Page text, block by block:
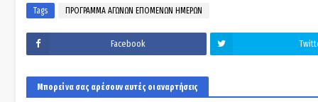
Tags ΠΡΟΓΡΑΜΜΑ ΑΓΩΝΩΝ ΕΠΟΜΕΝΩΝ ΗΜΕΡΩΝ
Facebook
Μπορεί να σας αρέσουν αυτές οι αναρτήσεις